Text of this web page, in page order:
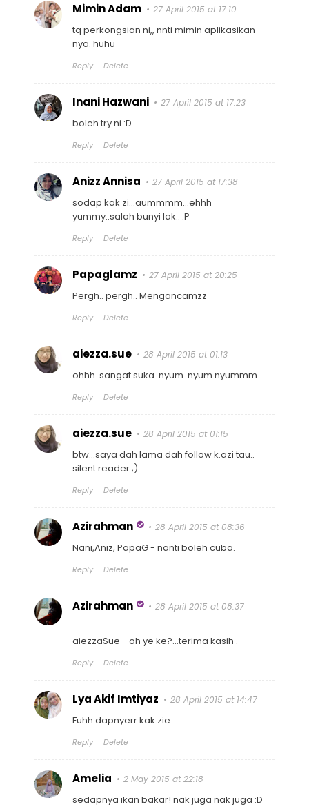
Mimin Adam 27 April 2015 at 17:10
tq perkongsian ni,, nnti mimin aplikasikan
nya. huhu
Reply Delete
Inani Hazwani 27 April 2015 at 17:23
boleh try ni :D
Reply Delete
Anizz Annisa 27 April 2015 at 17:38
sodap kak zi...aummmm...ehhh
yummy..salah bunyi lak.. :P
Reply Delete
Papaglamz 27 April 2015 at 20:25
Pergh.. pergh.. Mengancamzz
Reply Delete
aiezza.sue 28 April 2015 at 01:13
ohhh..sangat suka..nyum..nyum.nyummm
Reply Delete
aiezza.sue 28 April 2015 at 01:15
btw...saya dah lama dah follow k.azi tau..
silent reader ;)
Reply Delete
Azirahman 28 April 2015 at 08:36
Nani,Aniz, PapaG - nanti boleh cuba.
Reply Delete
Azirahman 28 April 2015 at 08:37
aiezzaSue - oh ye ke?...terima kasih .
Reply Delete
Lya Akif Imtiyaz 28 April 2015 at 14:47
Fuhh dapnyerr kak zie
Reply Delete
Amelia 2 May 2015 at 22:18
sedapnya ikan bakar! nak juga nak juga :D